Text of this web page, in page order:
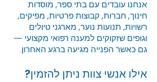
אנחנו עובדים עם בתי ספר, מוסדות
חינוך, חברות, קבוצות פרטיות, מפיקים,
רשויות, תנועות נוער, מארגני טיולים
וגופים שזקוקים למענה רפואי מקצועי —
גם כאשר הפנייה מגיעה ברגע האחרון.
אילו אנשי צוות ניתן להזמין?